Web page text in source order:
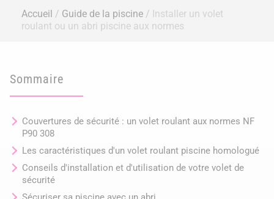
Accueil Guide de la piscine
Installer un volet
roulant ou un abri piscine aux normes
Sommaire
Couvertures de sécurité : un volet roulant aux normes NF
P90 308
Les caractéristiques d'un volet roulant piscine homologué
Conseils d'installation et d'utilisation de votre volet de
sécurité